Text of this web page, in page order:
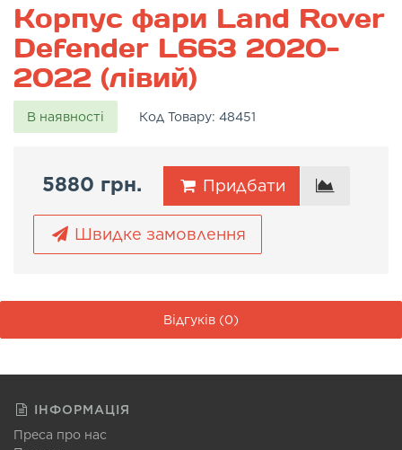
Корпус фари Land Rover
Defender L663 2020-
2022 (лівий)
В наявності Код Товару: 48451
5880 грн. Придбати
Швидке замовлення
Відгуків (0)
ІНФОРМАЦІЯ
Преса про нас